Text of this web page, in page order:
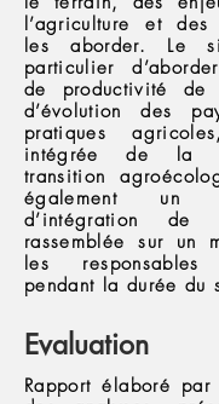
l’agriculture et des
les aborder. Le
particulier
de productivité de
d’évolution des
pratiques
intégrée de la
transition
également un
d’intégration de
rassemblée sur un
les
pendant la durée du
Evaluation
Rapport élaboré